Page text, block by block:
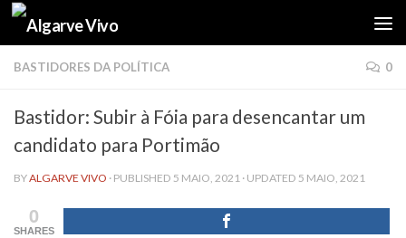
Skip to content
BASTIDORES DA POLÍTICA 0
Bastidor: Subir à Fóia para desencantar um
candidato para Portimão
BYALGARVE VIVO · PUBLISHED 5 MAIO, 2021 · UPDATED 5 MAIO, 2021
0
SHARES